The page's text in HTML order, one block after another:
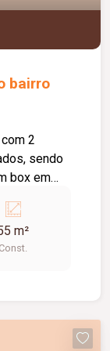
bairro
2
sendo
box em
e
banheiro
m²
Const.